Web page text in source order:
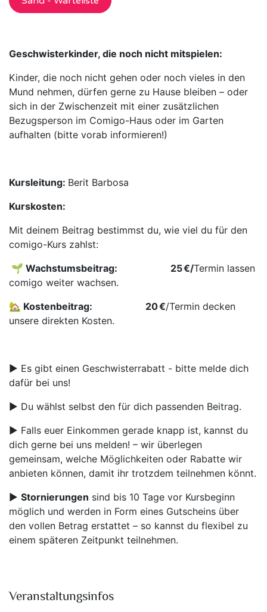
Geschwisterkinder, die noch nicht mitspielen:
Kinder, die noch nicht gehen oder noch vieles in den
Mund nehmen, dürfen gerne zu Hause bleiben – oder
sich in der Zwischenzeit mit einer zusätzlichen
Bezugsperson im Comigo-Haus oder im Garten
aufhalten (bitte vorab informieren!)
Kursleitung: Berit Barbosa
Kurskosten:
Mit deinem Beitrag bestimmst du, wie viel du für den
comigo-Kurs zahlst:
🌱 Wachstumsbeitrag: ​
​25 €/Termin lassen
comigo weiter wachsen.
🏡 Kostenbeitrag:
​20 €/Termin decken
unsere direkten Kosten.
▶️ Es gibt einen Geschwisterrabatt - bitte melde dich
dafür bei uns!
▶️ Du wählst selbst den für dich passenden Beitrag.
▶️ Falls euer Einkommen gerade knapp ist, kannst du
dich gerne bei uns melden! – wir überlegen
gemeinsam, welche Möglichkeiten oder Rabatte wir
anbieten können, damit ihr trotzdem teilnehmen könnt.
▶️ Stornierungen sind bis 10 Tage vor Kursbeginn
möglich und werden in Form eines Gutscheins über
den vollen Betrag erstattet – so kannst du flexibel zu
einem späteren Zeitpunkt teilnehmen.
Veranstaltungsinfos